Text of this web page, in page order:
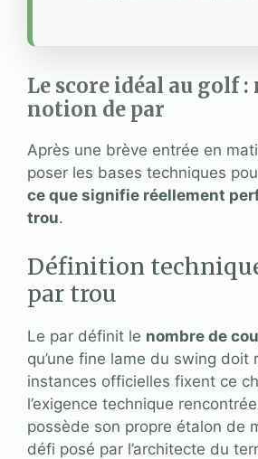
Le score idéal au golf
notion de par
Après une brève entrée en
poser les bases techniques
ce que signifie réellement
trou.
Définition
par trou
Le par définit le nombre de
qu’une fine lame du swing doit
instances officielles fixent ce
l’exigence technique
possède son propre étalon de
défi posé par l’architecte du